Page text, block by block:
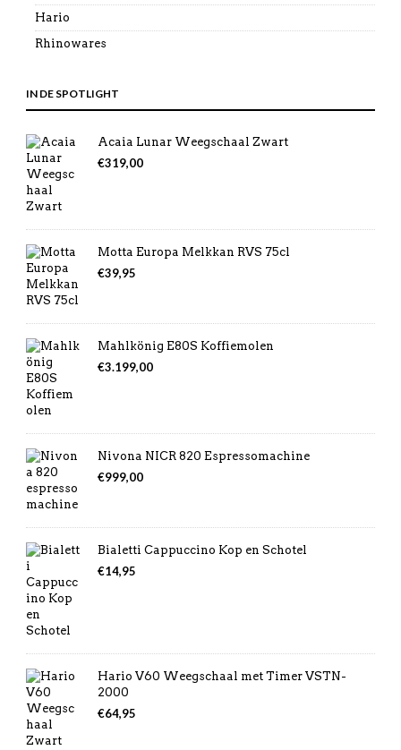
Hario
Rhinowares
IN DE SPOTLIGHT
Acaia Lunar Weegschaal Zwart
€319,00
Motta Europa Melkkan RVS 75cl
€39,95
Mahlkönig E80S Koffiemolen
€3.199,00
Nivona NICR 820 Espressomachine
€999,00
Bialetti Cappuccino Kop en Schotel
€14,95
Hario V60 Weegschaal met Timer VSTN-
2000
€64,95